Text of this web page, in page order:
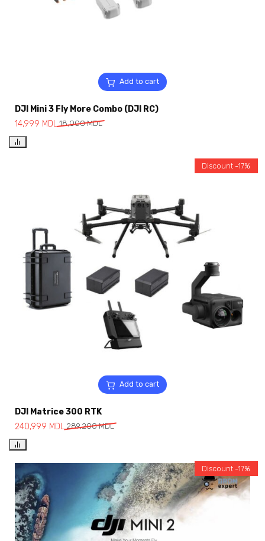
Add to cart
DJI Mini 3 Fly More Combo (DJI RC)
18,000MDL
14,999 MDL
Add to cart
Discount -17%
DJI Matrice 300 RTK
289,200MDL
240,999 MDL
Discount -17%